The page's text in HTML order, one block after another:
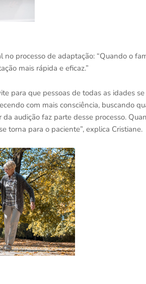
processo de adaptação: “Quando o
mais rápida e eficaz.”
para que pessoas de todas as idades
com mais consciência, buscando
audição faz parte desse processo.
torna para o paciente”, explica Cristiane.